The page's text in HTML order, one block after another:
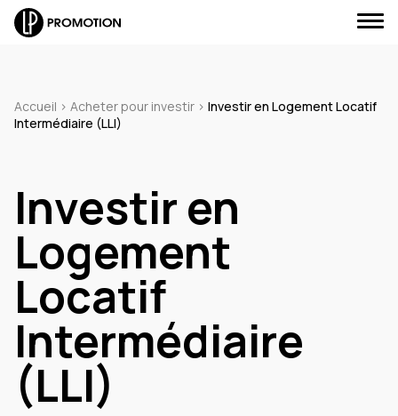
Accueil > Acheter pour investir > Investir en Logement Locatif
Intermédiaire (LLI)
Investir en
Logement
Locatif
Intermédiaire
(LLI)
J'appelle un conseiller
Je suis rappelé(e)